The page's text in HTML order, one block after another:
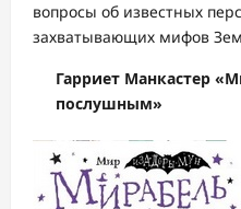
вопросы об известных
захватывающих мифов
Гарриет Манкастер
послушным»